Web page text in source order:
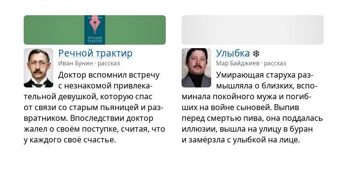
Реч­ной трак­тир
Иван Бунин · рассказ
Док­тор вспо­мнил встречу
с незна­ко­мой при­вле­ка­
тель­ной девуш­кой, кото­рую спас
от связи со ста­рым пья­ни­цей и раз­
врат­ни­ком. Впо­след­ствии док­тор
жалел о своём поступке, счи­тая, что
у каж­дого своё сча­стье.
Улыбка ❄️
Мар Байджиев · рассказ
Уми­ра­ю­щая ста­руха раз­
мыш­ляла о близ­ких, вспо­
ми­нала покойного мужа и погиб­
ших на войне сыно­вей. Выпив
перед смер­тью пива, она под­да­лась
иллю­зии, вышла на улицу в буран
и замёрзла с улыб­кой на лице.